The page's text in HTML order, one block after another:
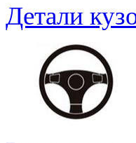
Детали